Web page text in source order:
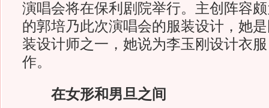
演唱会将在保利剧院举行。主创阵容
的郭培乃此次演唱会的服装设计，她
装设计师之一，她说为李玉刚设计衣
作。
在女形和男旦之间